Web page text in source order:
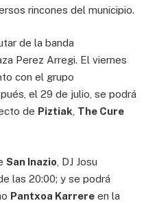
rincones del municipio.
de la banda
Perez Arregi. El viernes
con el grupo
el 29 de julio, se podrá
de Piztiak, The Cure
San Inazio , DJ Josu
las 20:00; y se podrá
Pantxoa Karrere en la